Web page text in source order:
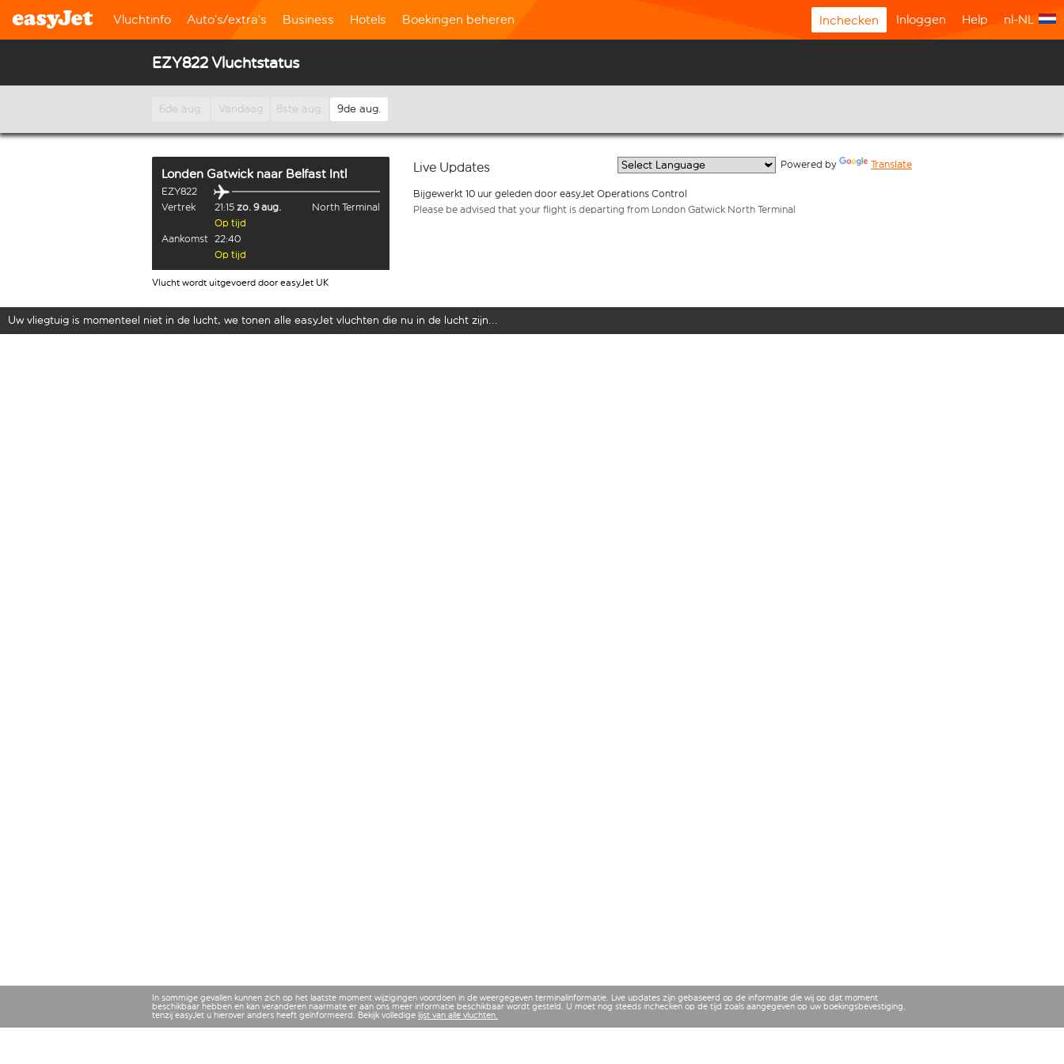
Vluchtinfo Auto’s/extra’s Business Hotels Boekingen beheren Inchecken Inloggen Help nl-NL
EZY822 Vluchtstatus
6de aug. Vandaag 8ste aug. 9de aug.
Londen Gatwick naar Belfast Intl
EZY822
Vertrek
21:15 zo. 9 aug.
North Terminal
Op tijd
Aankomst 22:40
Op tijd
Vlucht wordt uitgevoerd door easyJet UK
Live Updates Powered by Translate
Bijgewerkt 10 uur geleden door easyJet Operations Control
Please be advised that your flight is departing from London Gatwick North Terminal
Uw vliegtuig is momenteel niet in de lucht, we tonen alle easyJet vluchten die nu in de lucht zijn...
In sommige gevallen kunnen zich op het laatste moment wijzigingen voordoen in de weergegeven terminalinformatie. Live updates zijn gebaseerd op de informatie die wij op dat moment
beschikbaar hebben en kan veranderen naarmate er aan ons meer informatie beschikbaar wordt gesteld. U moet nog steeds inchecken op de tijd zoals aangegeven op uw boekingsbevestiging,
tenzij easyJet u hierover anders heeft geïnformeerd. Bekijk volledige lijst van alle vluchten.